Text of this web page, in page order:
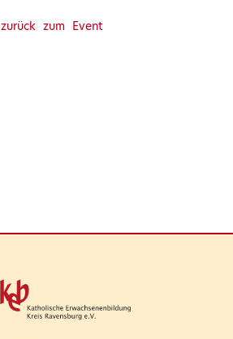
zurück zum Event